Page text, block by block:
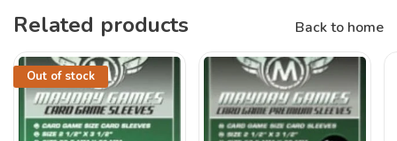
Related products Back to home
Out of stock